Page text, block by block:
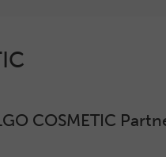
COSMETIC